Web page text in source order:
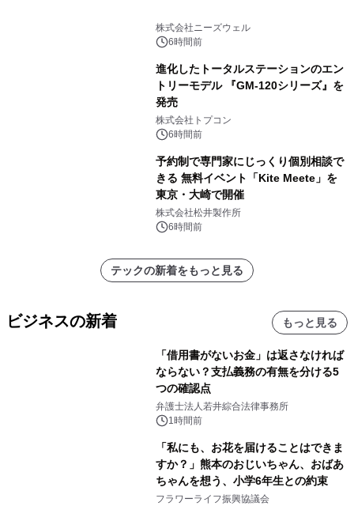
株式会社ニーズウェル
6時間前
進化したトータルステーションのエン
トリーモデル 『GM-120シリーズ』を
発売
株式会社トプコン
6時間前
予約制で専門家にじっくり個別相談で
きる 無料イベント「Kite Meete」を
東京・大崎で開催
株式会社松井製作所
6時間前
テックの新着をもっと見る
ビジネスの新着 もっと見る
「借用書がないお金」は返さなければ
ならない？支払義務の有無を分ける5
つの確認点
弁護士法人若井綜合法律事務所
1時間前
「私にも、お花を届けることはできま
すか？」熊本のおじいちゃん、おばあ
ちゃんを想う、小学6年生との約束
フラワーライフ振興協議会